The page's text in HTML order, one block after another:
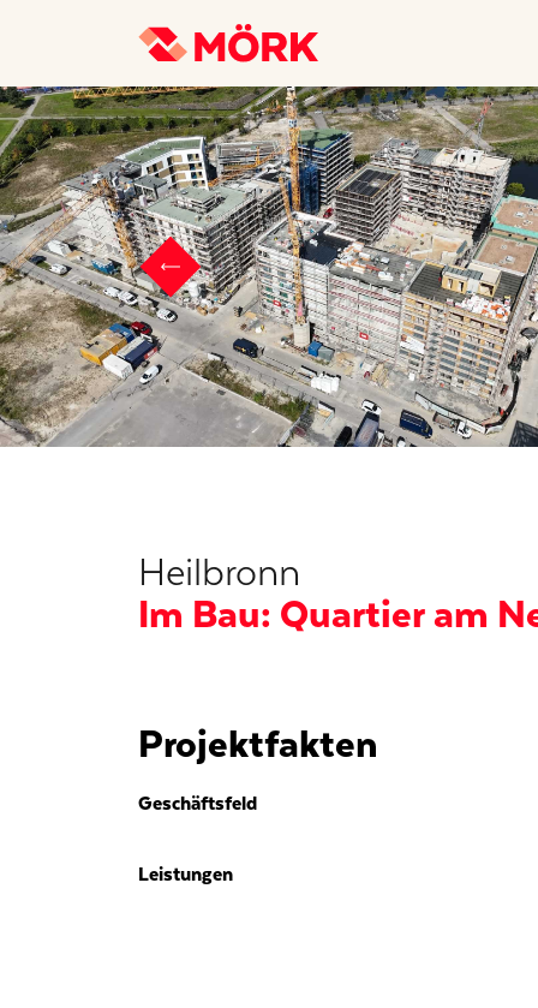
Heilbronn
Im Bau: Quartier am
Projektfakten
Geschäftsfeld
Leistungen